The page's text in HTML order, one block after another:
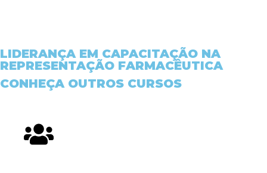
LIDERANÇA EM CAPACITAÇÃO NA
REPRESENTAÇÃO FARMACÊUTICA
CONHEÇA OUTROS CURSOS